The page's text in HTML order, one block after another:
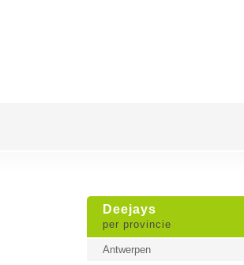
Deejays
per provincie
Antwerpen